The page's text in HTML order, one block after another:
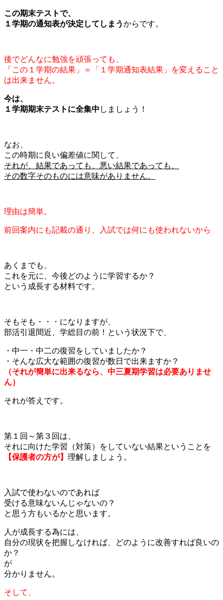
この期末テストで、
１学期の通知表が決定してしまうからです。
後でどんなに勉強を頑張っても、
「この１学期の結果」＝「１学期通知表結果」を変えること
は出来ません。
今は、
１学期期末テストに全集中 しましょう！
なお、
この時期に良い偏差値に関して、
それが、結果であっても、悪い結果であっても、
その数字そのものには意味がありません。
理由は簡単。
前回案内にも記載の通り、入試では何にも使われないから
あくまでも、
これを元に、今後どのように学習するか？
という成長する材料です。
そもそも・・・になりますが、
部活引退間近、学総目の前！という状況下で、
・中一・中二の復習をしていましたか？
・そんな広大な範囲の復習が数日で出来ますか？
（それが簡単に出来るなら、中三夏期学習は必要ありませ
ん）
それが答えです。
第１回～第３回は、
それに向けた学習（対策）をしていない結果ということを
【保護者の方が】 理解しましょう。
入試で使わないのであれば
受ける意味ないんじゃないの？
と思う方もいるかと思います。
人が成長する為には、
自分の現状を把握しなければ、どのように改善すれば良いの
か？
が
分かりません。
そして、